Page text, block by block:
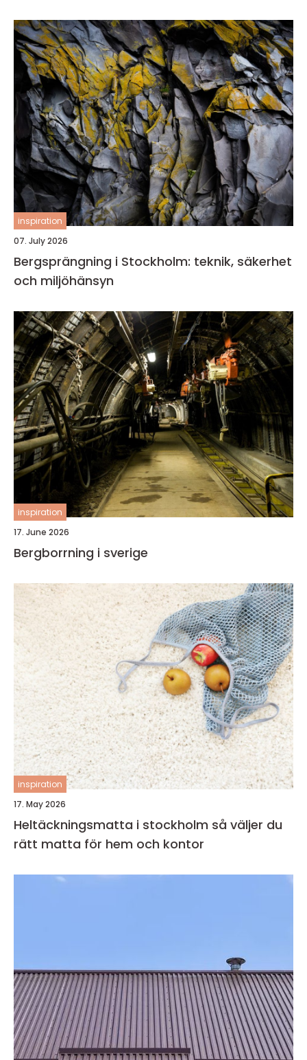
inspiration
07. July 2026
Bergsprängning i Stockholm: teknik, säkerhet
och miljöhänsyn
inspiration
17. June 2026
Bergborrning i sverige
inspiration
17. May 2026
Heltäckningsmatta i stockholm så väljer du
rätt matta för hem och kontor